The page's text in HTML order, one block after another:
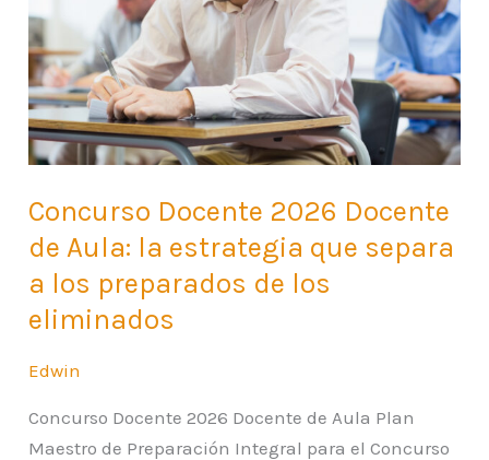
Concurso Docente 2026 Docente
de Aula: la estrategia que separa
a los preparados de los
eliminados
Edwin
Concurso Docente 2026 Docente de Aula Plan
Maestro de Preparación Integral para el Concurso
de
Aula:
la
estrategia
que
separa
a
los
preparados
de
los